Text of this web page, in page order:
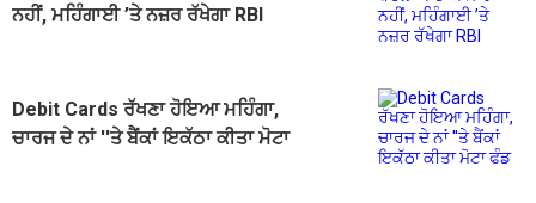
ਨਹੀਂ, ਮਹਿੰਗਾਈ ’ਤੇ ਨਜ਼ਰ ਰੱਖੇਗਾ RBI
Debit Cards ਰੱਖਣਾ ਹੋਇਆ ਮਹਿੰਗਾ,
ਚਾਰਜ ਦੇ ਨਾਂ ''ਤੇ ਬੈਂਕਾਂ ਇਕੱਠਾ ਕੀਤਾ ਮੋਟਾ